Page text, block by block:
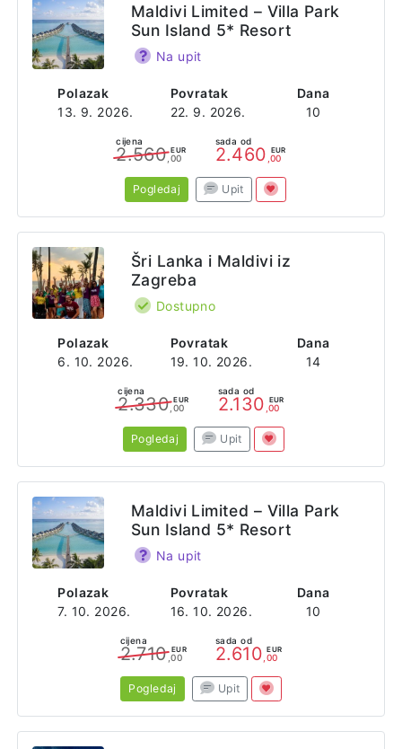
Polazak
13. 9. 2026.
Povratak
22. 9. 2026.
Dana
10
Maldivi Limited – Villa Park
Sun Island 5* Resort
Na upit
cijena
2.560 EUR
,00
sada od
2.460 EUR
,00
Pogledaj Upit
Polazak
6. 10. 2026.
Povratak
19. 10. 2026.
Dana
14
Šri Lanka i Maldivi iz
Zagreba
Dostupno
cijena
2.330 EUR
,00
sada od
2.130 EUR
,00
Pogledaj Upit
Polazak
7. 10. 2026.
Povratak
16. 10. 2026.
Dana
10
Maldivi Limited – Villa Park
Sun Island 5* Resort
Na upit
cijena
2.710 EUR
,00
sada od
2.610 EUR
,00
Pogledaj Upit